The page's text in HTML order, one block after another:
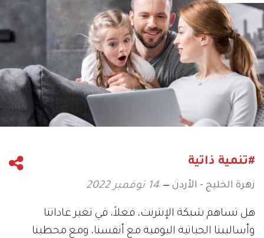
#تنمية ذاتية
زهرة الخليج - الأردن 14 نوفمبر 2022
هل تساهم شبكة الإنترنت، فعلاً، في تغير عاداتنا
وأساليبنا الحياتية اليومية مع أنفسنا، ومع محطينا